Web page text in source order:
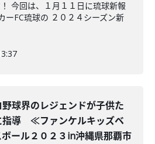
今回は、１月１１日に琉球新報
ーFC琉球の ２０２４シーズン新
野球界のレジェンドが子供た
指導 ≪ファンケルキッズベ
ボール２０２３in沖縄県那覇市